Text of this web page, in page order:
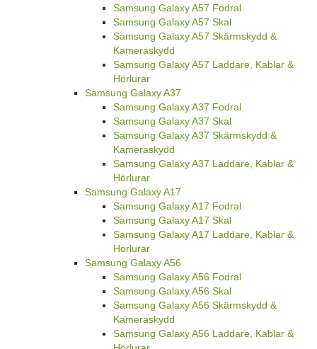
Samsung Galaxy A57 Fodral
Samsung Galaxy A57 Skal
Samsung Galaxy A57 Skärmskydd &
Kameraskydd
Samsung Galaxy A57 Laddare, Kablar &
Hörlurar
Samsung Galaxy A37
Samsung Galaxy A37 Fodral
Samsung Galaxy A37 Skal
Samsung Galaxy A37 Skärmskydd &
Kameraskydd
Samsung Galaxy A37 Laddare, Kablar &
Hörlurar
Samsung Galaxy A17
Samsung Galaxy A17 Fodral
Samsung Galaxy A17 Skal
Samsung Galaxy A17 Laddare, Kablar &
Hörlurar
Samsung Galaxy A56
Samsung Galaxy A56 Fodral
Samsung Galaxy A56 Skal
Samsung Galaxy A56 Skärmskydd &
Kameraskydd
Samsung Galaxy A56 Laddare, Kablar &